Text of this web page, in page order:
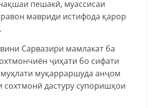
пешакӣ, муассисаи
мавриди истифода қарор
Сарвазири мамлакат ба
ҷиҳати бо сифати
муқарраршуда анҷом
сохтмонӣ дастуру супоришҳои